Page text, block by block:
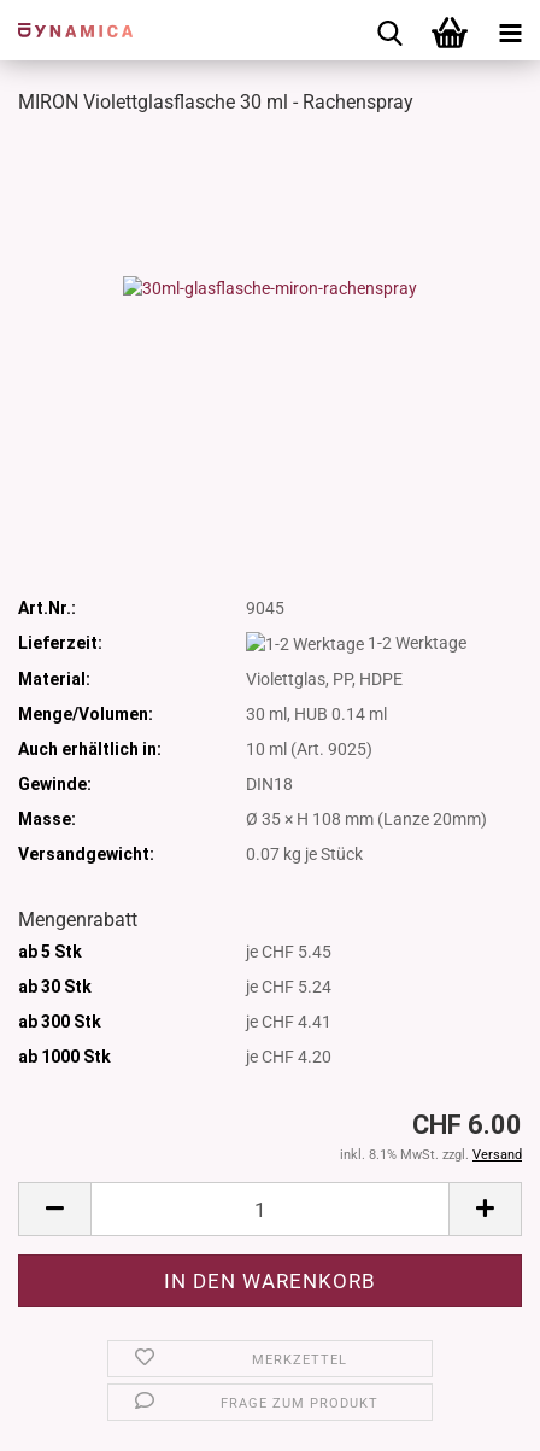
MIRON Violettglasflasche 30 ml - Rachenspray
Art.Nr.:
9045
Lieferzeit:
1-2 Werktage
Material:
Violettglas, PP, HDPE
Menge/Volumen:
30 ml, HUB 0.14 ml
Auch erhältlich in:
10 ml (Art. 9025)
Gewinde:
DIN18
Masse:
Ø 35 × H 108 mm (Lanze 20mm)
Versandgewicht:
0.07 kg je Stück
Mengenrabatt
ab 5 Stk
je CHF 5.45
ab 30 Stk
je CHF 5.24
ab 300 Stk
je CHF 4.41
ab 1000 Stk je CHF 4.20
CHF 6.00
inkl. 8.1% MwSt. zzgl. Versand
MERKZETTEL
FRAGE ZUM PRODUKT